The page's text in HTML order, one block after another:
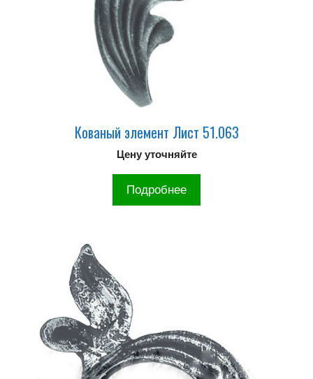
Кованый элемент Лист 51.063
Цену уточняйте
Подробнее